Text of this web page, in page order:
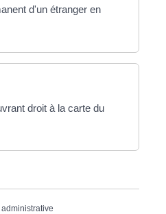
d'un étranger en
droit à la carte du